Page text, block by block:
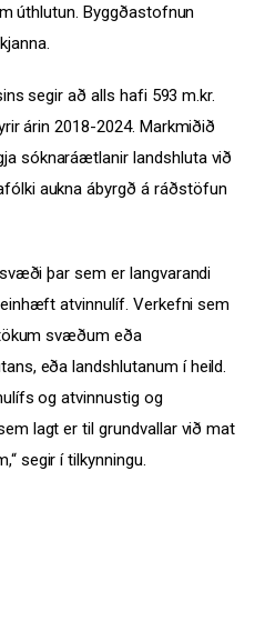
úthlutun. Byggðastofnun
segir að alls hafi 593 m.kr.
árin 2018-2024. Markmiðið
sóknaráætlanir landshluta við
aukna ábyrgð á ráðstöfun
þar sem er langvarandi
atvinnulíf. Verkefni sem
svæðum eða
eða landshlutanum í heild.
og atvinnustig og
lagt er til grundvallar við mat
segir í tilkynningu.